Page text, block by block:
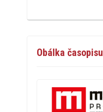
Obálka časopisu